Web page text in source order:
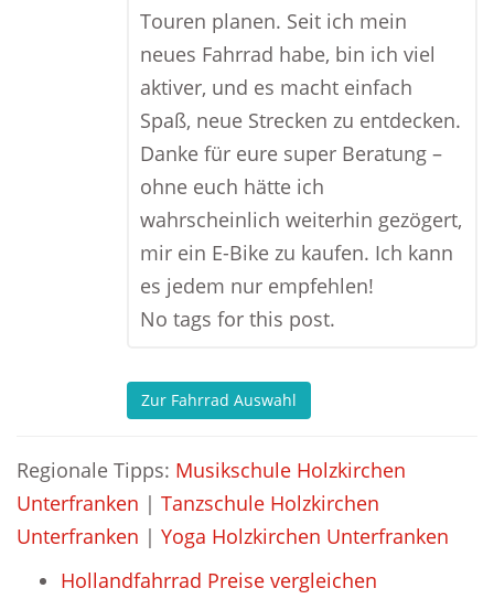
Touren planen. Seit ich mein
neues Fahrrad habe, bin ich viel
aktiver, und es macht einfach
Spaß, neue Strecken zu entdecken.
Danke für eure super Beratung –
ohne euch hätte ich
wahrscheinlich weiterhin gezögert,
mir ein E-Bike zu kaufen. Ich kann
es jedem nur empfehlen!
No tags for this post.
Zur Fahrrad Auswahl
Regionale Tipps: Musikschule Holzkirchen
Unterfranken | Tanzschule Holzkirchen
Unterfranken | Yoga Holzkirchen Unterfranken
Hollandfahrrad Preise vergleichen